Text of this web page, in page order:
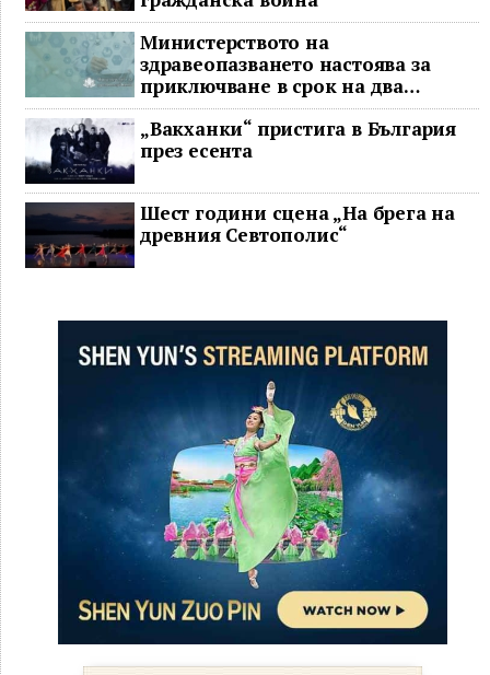
Министерството на
здравеопазването настоява за
приключване в срок на два
ключови строителни проекта
„Вакханки“ пристига в България
през есента
Шест години сцена „На брега на
древния Севтополис“